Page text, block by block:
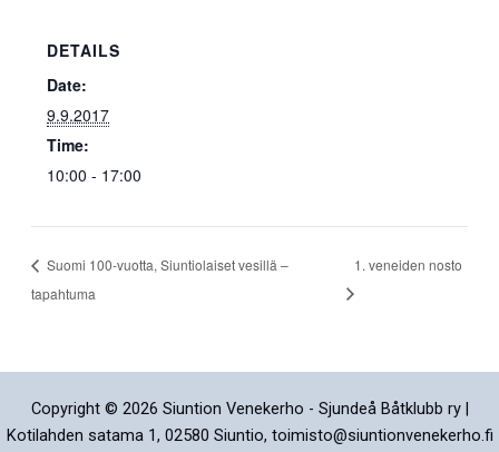
DETAILS
Date:
9.9.2017
Time:
10:00 - 17:00
Suomi 100-vuotta, Siuntiolaiset vesillä –
tapahtuma
1. veneiden nosto
Copyright © 2026 Siuntion Venekerho - Sjundeå Båtklubb ry |
Kotilahden satama 1, 02580 Siuntio, toimisto@siuntionvenekerho.fi